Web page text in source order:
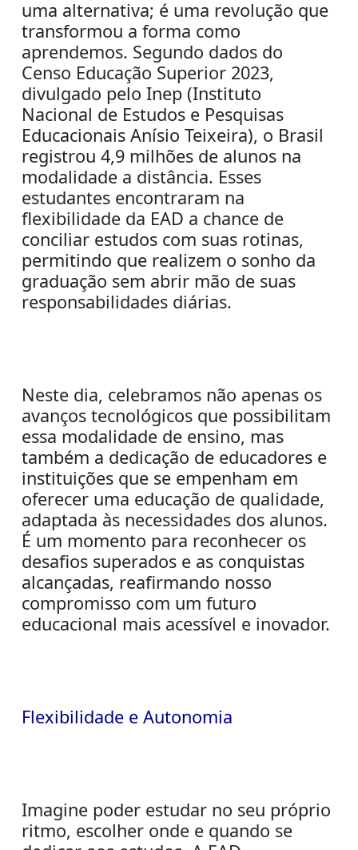
uma alternativa; é uma revolução que
transformou a forma como
aprendemos. Segundo dados do
Censo Educação Superior 2023,
divulgado pelo Inep (Instituto
Nacional de Estudos e Pesquisas
Educacionais Anísio Teixeira), o Brasil
registrou 4,9 milhões de alunos na
modalidade a distância. Esses
estudantes encontraram na
flexibilidade da EAD a chance de
conciliar estudos com suas rotinas,
permitindo que realizem o sonho da
graduação sem abrir mão de suas
responsabilidades diárias.
Neste dia, celebramos não apenas os
avanços tecnológicos que possibilitam
essa modalidade de ensino, mas
também a dedicação de educadores e
instituições que se empenham em
oferecer uma educação de qualidade,
adaptada às necessidades dos alunos.
É um momento para reconhecer os
desafios superados e as conquistas
alcançadas, reafirmando nosso
compromisso com um futuro
educacional mais acessível e inovador.
Flexibilidade e Autonomia
Imagine poder estudar no seu próprio
ritmo, escolher onde e quando se